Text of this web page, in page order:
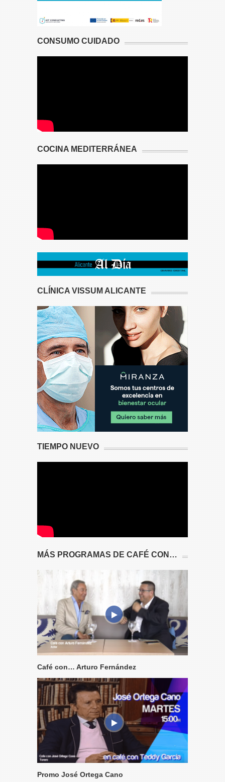
CONSUMO CUIDADO
COCINA MEDITERRÁNEA
CLÍNICA VISSUM ALICANTE
TIEMPO NUEVO
MÁS PROGRAMAS DE CAFÉ CON…
Café con… Arturo Fernández
Promo José Ortega Cano